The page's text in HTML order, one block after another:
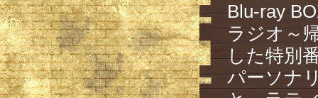
Blu-ray
ラジオ～
した特別
パーソナ